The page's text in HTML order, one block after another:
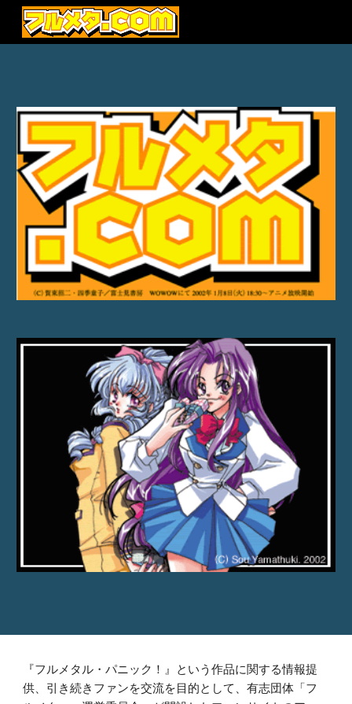
Skip to main content
『フルメタル・パニック！』という作品に関する情報提
供、引き続きファンを交流を目的として、有志団体「フ